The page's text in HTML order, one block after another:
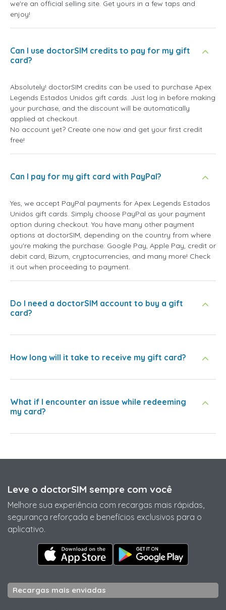
we're an official selling site. Get yours in a few taps and
enjoy!
Can I use doctorSIM credits to pay for my gift
card?
Absolutely! doctorSIM credits can be used to purchase Apex
Legends Estados Unidos gift cards. Just log in before making
your purchase, and the discount will be automatically
applied at checkout.
No account yet? Create one now and get your first credit
free!
Can I pay for my gift card with PayPal?
Yes, we accept PayPal payments for Apex Legends Estados
Unidos gift cards. Simply choose PayPal as your payment
option during checkout. You have many other payment
options at doctorSIM, depending on the country from where
you're making the purchase: Google Pay, Apple Pay, credit or
debit card, Bizum, cryptocurrencies, and many more! Check
it out when proceeding to payment.
Do I need a doctorSIM account to buy a gift
card?
How long will it take to receive my gift card?
What if I encounter an issue while redeeming
my card?
Leve o doctorSIM sempre com você
Melhore sua experiência com recargas mais rápidas,
segurança reforçada e benefícios exclusivos para o
aplicativo.
Recargas mais enviadas